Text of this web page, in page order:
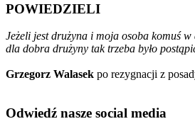
POWIEDZIELI
Jeżeli jest drużyna i moja osoba komuś w
dla dobra drużyny tak trzeba było
Grzegorz Walasek po rezygnacji z
Odwiedź nasze social media